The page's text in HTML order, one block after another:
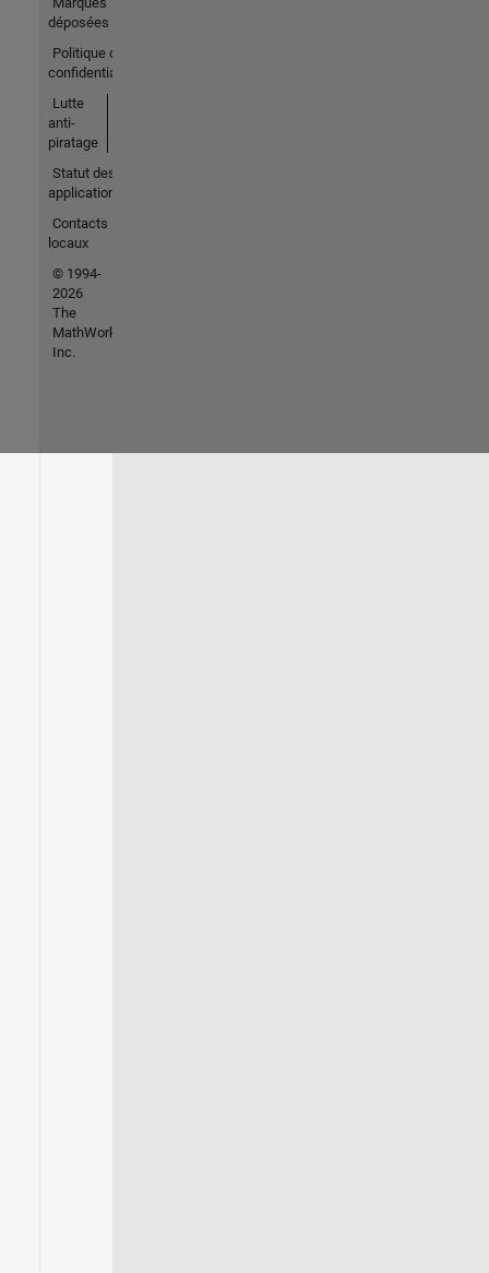
déposées
Politique de
confidentialité
Lutte
anti-
piratage
Statut des
applications
Contacts
locaux
© 1994-
2026
The
MathWorks,
Inc.